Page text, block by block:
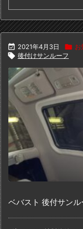
 2021年4月3日  お
 後付けサンルーフ
ベバスト 後付サン